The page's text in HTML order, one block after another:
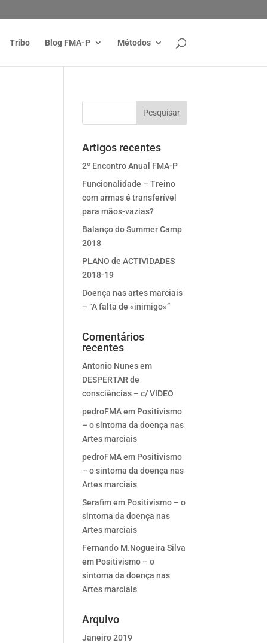
Tribo Blog FMA-P Métodos
Artigos recentes
2º Encontro Anual FMA-P
Funcionalidade – Treino
com armas é transferível
para mãos-vazias?
Balanço do Summer Camp
2018
PLANO de ACTIVIDADES
2018-19
Doença nas artes marciais
– “A falta de «inimigo»”
Comentários
recentes
Antonio Nunesem
DESPERTAR de
consciências – c/ VIDEO
pedroFMAem Positivismo
– o sintoma da doença nas
Artes marciais
pedroFMAem Positivismo
– o sintoma da doença nas
Artes marciais
Serafimem Positivismo – o
sintoma da doença nas
Artes marciais
Fernando M.Nogueira Silva
em Positivismo – o
sintoma da doença nas
Artes marciais
Arquivo
Janeiro 2019